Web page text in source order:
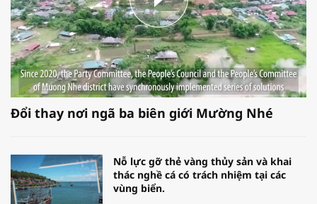
Đổi thay nơi ngã ba biên giới Mường Nhé
Nỗ lực gỡ thẻ vàng thủy sản và khai
thác nghề cá có trách nhiệm tại các
vùng biển.